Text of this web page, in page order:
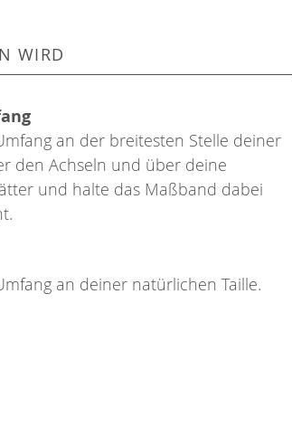
WIRD
an der breitesten Stelle deiner
den Achseln und über deine
und halte das Maßband dabei
an deiner natürlichen Taille.